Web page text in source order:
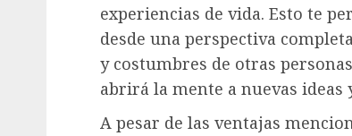
experiencias de vida. Esto te
desde una perspectiva
y costumbres de otras
abrirá la mente a nuevas ideas
A pesar de las ventajas